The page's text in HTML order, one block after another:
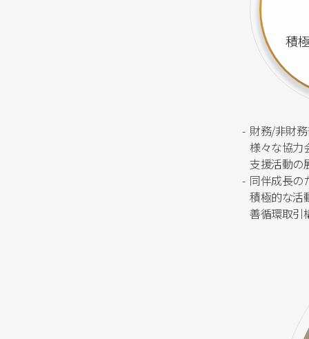
積
- 財務/非財
様々な協力
支援活動の
- 同伴成長の
積極的な活
善循環取引